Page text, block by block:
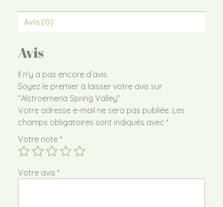
Avis (0)
Avis
Il n’y a pas encore d’avis.
Soyez le premier à laisser votre avis sur
“Alstroemeria Spring Valley”
Votre adresse e-mail ne sera pas publiée. Les
champs obligatoires sont indiqués avec *
Votre note *
Votre avis *